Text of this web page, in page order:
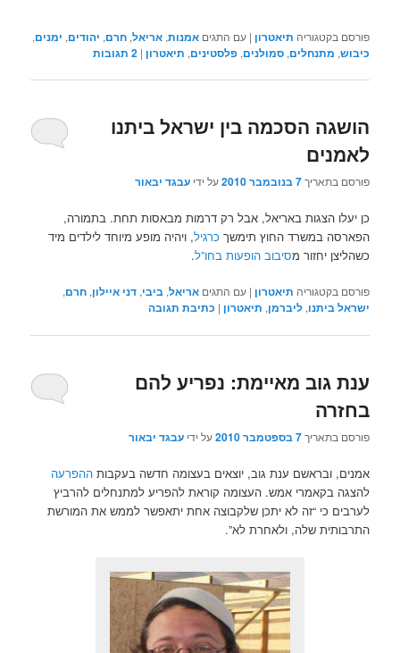
פורסם בקטגוריה תיאטרון |עם התגים אמנות,אריאל,חרם, יהודים, ימנים,
כיבוש, מתנחלים,סמולנים,פלסטינים, תיאטרון |
2 תגובות
הושגה הסכמה בין ישראל ביתנו
לאמנים
פורסם בתאריך7 בנובמבר 2010 על ידיעבגד יבאור
כן יעלו הצגות באריאל, אבל רק דרמות מבאסות תחת. בתמורה,
הפארסה במשרד החוץ תימשך כרגיל, ויהיה מופע מיוחד לילדים מיד
כשהליצן יחזור מסיבוב הופעות בחו”ל.
פורסם בקטגוריה תיאטרון |עם התגים אריאל,ביבי,דני איילון,חרם,
ישראל ביתנו,ליברמן, תיאטרון | כתיבת תגובה
ענת גוב מאיימת: נפריע להם
בחזרה
פורסם בתאריך7 בספטמבר 2010 על ידיעבגד יבאור
אמנים, ובראשם ענת גוב, יוצאים בעצומה חדשה בעקבותההפרעה
להצגה בקאמרי אמש. העצומה קוראת להפריע למתנחלים להרביץ
לערבים כי “זה לא יתכן שלקבוצה אחת יתאפשר לממש את המורשת
התרבותית שלה, ולאחרת לא”.